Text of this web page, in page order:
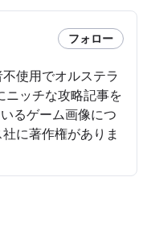
フォロー
使用でオルステラ
ニッチな攻略記事を
るゲーム画像につ
に著作権がありま